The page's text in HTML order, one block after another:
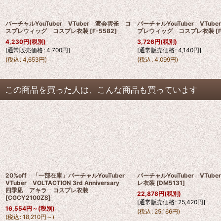
バーチャルYouTuber VTuber 渡会雲雀 コ
スプレウィッグ コスプレ衣装 [F-5582]
4,230円(税別)
[通常販売価格: 4,700円]
(税込: 4,653円)
バーチャルYouTuber
プレウィッグ コスプレ衣装 [
3,726円(税別)
[通常販売価格: 4,140円]
(税込: 4,099円)
この商品を買った人は、こんな商品も買っています
20%off 「一部在庫」バーチャルYouTuber
VTuber VOLTACTION 3rd Anniversary
四季凪 アキラ コスプレ衣装
[CGCY2100ZS]
16,554円～(税別)
(税込: 18,210円～)
バーチャルYouTuber
レ衣装 [DM5131]
22,878円(税別)
[通常販売価格: 25,420円]
(税込: 25,166円)